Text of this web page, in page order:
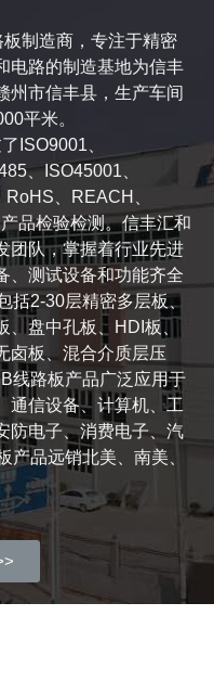
制造商，专注于精密
电路的制造基地为信丰
州市信丰县，生产车间
平米。
ISO9001、
、ISO45001、
、REACH、
品检验检测。信丰汇和
团队，掌握着行业先进
、测试设备和功能齐全
括2-30层精密多层板、
盘中孔板、HDI板、
卤板、混合介质层压
线路板产品广泛应用于
通信设备、计算机、工
防电子、消费电子、汽
产品远销北美、南美、